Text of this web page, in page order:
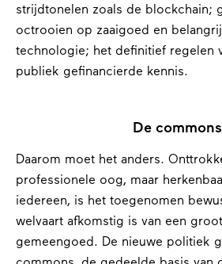
strijdtonelen zoals de blockchain;
octrooien op zaaigoed en
technologie; het definitief regelen
publiek gefinancierde kennis.
De commons
Daarom moet het anders.
professionele oog, maar
iedereen, is het toegenomen
welvaart afkomstig is van een
gemeengoed. De nieuwe politiek